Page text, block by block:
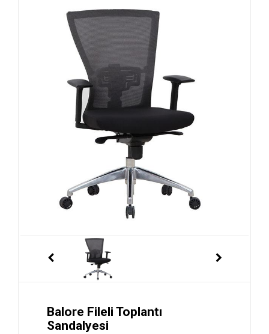
Balore Fileli Toplantı
Sandalyesi